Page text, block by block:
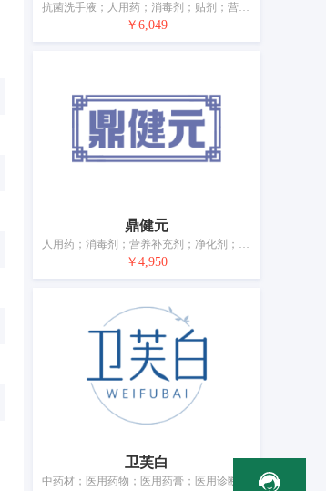
抗菌洗手液；人用药；消毒剂；贴剂；营养补充剂；净化剂；含药物的宠物用沐浴露；杀螨剂；婴儿尿裤；消毒纸巾；宠物尿布
￥6,049
鼎健元
人用药；消毒剂；营养补充剂；净化剂；兽医用药；杀虫剂；除草剂；卫生内裤；牙用光洁剂；宠物尿布
￥4,950
卫芙白